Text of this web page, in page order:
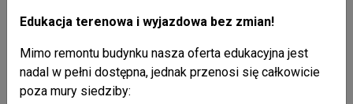
Edukacja terenowa i wyjazdowa bez zmian!
Mimo remontu budynku nasza oferta edukacyjna jest
nadal w pełni dostępna, jednak przenosi się całkowicie
poza mury siedziby: